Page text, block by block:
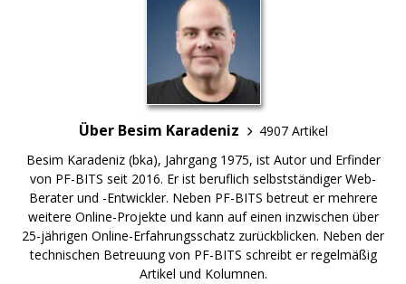
Über Besim Karadeniz
4907 Artikel
Besim Karadeniz (bka), Jahrgang 1975, ist Autor und Erfinder
von PF-BITS seit 2016. Er ist beruflich selbstständiger Web-
Berater und -Entwickler. Neben PF-BITS betreut er mehrere
weitere Online-Projekte und kann auf einen inzwischen über
25-jährigen Online-Erfahrungsschatz zurückblicken. Neben der
technischen Betreuung von PF-BITS schreibt er regelmäßig
Artikel und Kolumnen.